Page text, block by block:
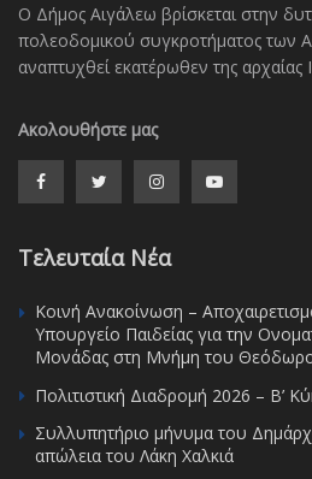
Ο Δήμος Αιγάλεω βρίσκεται στην
πολεοδομικού συγκροτήματος των
αναπτυχθεί εκατέρωθεν της αρχαίας
Ακολουθήστε μας
Τελευταία Νέα
Κοινή Ανακοίνωση –
Υπουργείο Παιδείας για την
Μονάδας στη Μνήμη του
Πολιτιστική Διαδρομή 2026 – Β’
Συλλυπητήριο μήνυμα του
απώλεια του Λάκη Χαλκιά